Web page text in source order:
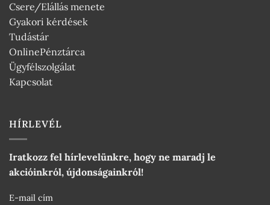
Csere/Elállás menete
Gyakori kérdések
Tudástár
OnlinePénztárca
Ügyfélszolgálat
Kapcsolat
HÍRLEVÉL
Iratkozz fel hírlevelünkre, hogy ne maradj le
akcióinkról, újdonságainkról!
E-mail cím